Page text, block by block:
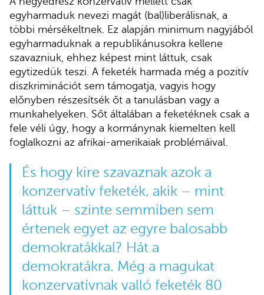
egyharmaduk nevezi magát (bal)liberálisnak, a
többi mérsékeltnek. Ez alapján minimum nagyjából
egyharmaduknak a republikánusokra kellene
szavazniuk, ehhez képest mint láttuk, csak
egytizedük teszi. A feketék harmada még a pozitív
diszkriminációt sem támogatja, vagyis hogy
előnyben részesítsék őt a tanulásban vagy a
munkahelyeken. Sőt általában a feketéknek csak a
fele véli úgy, hogy a kormánynak kiemelten kell
foglalkozni az afrikai-amerikaiak problémáival.
És hogy kire szavaznak azok a
konzervatív feketék, akik – mint
láttuk – szinte semmiben sem
értenek egyet az egyre balosabb
demokratákkal? Hát a
demokratákra. Még a magukat
konzervatívnak valló feketék 80